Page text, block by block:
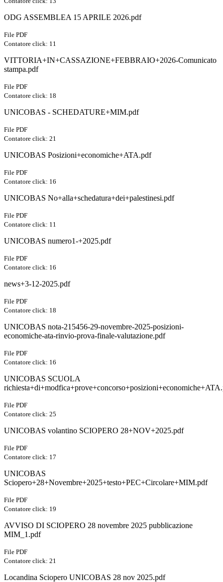
ODG ASSEMBLEA 15 APRILE 2026.pdf
File PDF
Contatore click: 11
VITTORIA+IN+CASSAZIONE+FEBBRAIO+2026-Comunicato
stampa.pdf
File PDF
Contatore click: 18
UNICOBAS - SCHEDATURE+MIM.pdf
File PDF
Contatore click: 21
UNICOBAS Posizioni+economiche+ATA.pdf
File PDF
Contatore click: 16
UNICOBAS No+alla+schedatura+dei+palestinesi.pdf
File PDF
Contatore click: 11
UNICOBAS numero1-+2025.pdf
File PDF
Contatore click: 16
news+3-12-2025.pdf
File PDF
Contatore click: 18
UNICOBAS nota-215456-29-novembre-2025-posizioni-
economiche-ata-rinvio-prova-finale-valutazione.pdf
File PDF
Contatore click: 16
UNICOBAS SCUOLA
File PDF
Contatore click: 25
UNICOBAS volantino SCIOPERO 28+NOV+2025.pdf
File PDF
Contatore click: 17
UNICOBAS
Sciopero+28+Novembre+2025+testo+PEC+Circolare+MIM.pdf
File PDF
Contatore click: 19
AVVISO DI SCIOPERO 28 novembre 2025 pubblicazione
MIM_1.pdf
File PDF
Contatore click: 21
Locandina Sciopero UNICOBAS 28 nov 2025.pdf